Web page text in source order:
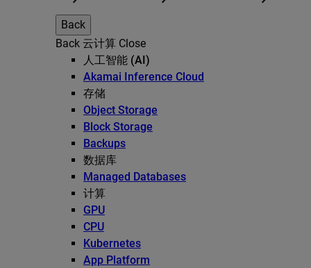
Back
Back 云计算 Close
人工智能 (AI)
Akamai Inference Cloud
存储
Object Storage
Block Storage
Backups
数据库
Managed Databases
计算
GPU
CPU
Kubernetes
App Platform